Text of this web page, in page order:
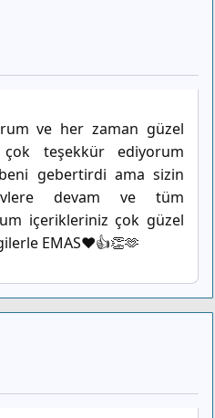
ve her zaman güzel
teşekkür ediyorum
gebertirdi ama sizin
devam ve tüm
içerikleriniz çok güzel
EMAS♥️👍👏🫶